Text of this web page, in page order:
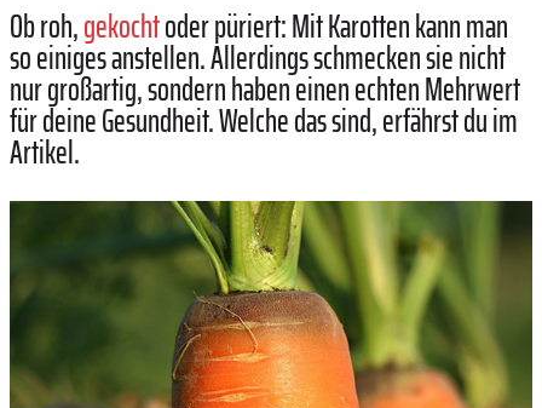
Ob roh,gekochtoder püriert: Mit Karotten kann man
so einiges anstellen. Allerdings schmecken sie nicht
nur großartig, sondern haben einen echten Mehrwert
für deine Gesundheit. Welche das sind, erfährst du im
Artikel.